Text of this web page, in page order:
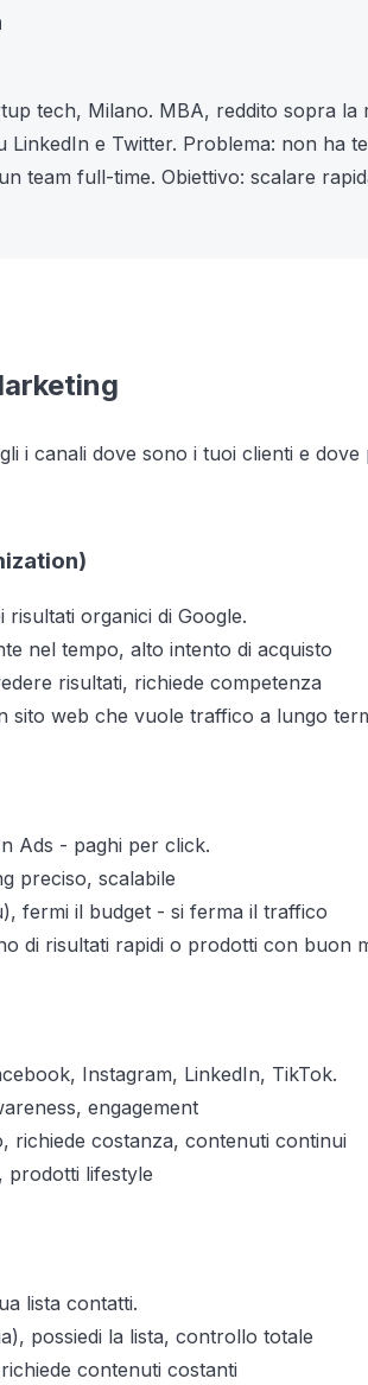
tech, Milano. MBA, reddito sopra la
LinkedIn e Twitter. Problema: non ha
team full-time. Obiettivo: scalare
i canali dove sono i tuoi clienti e
organici di Google.
nel tempo, alto intento di acquisto
risultati, richiede competenza
sito web che vuole traffico a lungo
Ads - paghi per click.
preciso, scalabile
fermi il budget - si ferma il traffico
di risultati rapidi o prodotti con buon
Instagram, LinkedIn, TikTok.
engagement
richiede costanza, contenuti continui
prodotti lifestyle
lista contatti.
possiedi la lista, controllo totale
contenuti costanti